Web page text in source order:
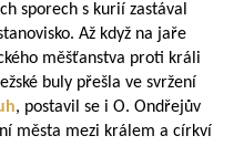
sporech s kurií zastával
Až když na jaře
měšťanstva proti králi
buly přešla ve svržení
, postavil se i O. Ondřejův
města mezi králem a církví